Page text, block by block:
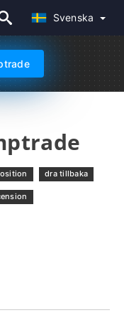
Svenska
dra tillbaka